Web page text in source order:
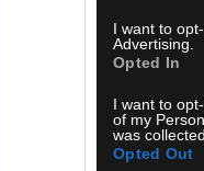
I want to
Advertising.
Opted In
I want to
of my
was collected.
Opted Out